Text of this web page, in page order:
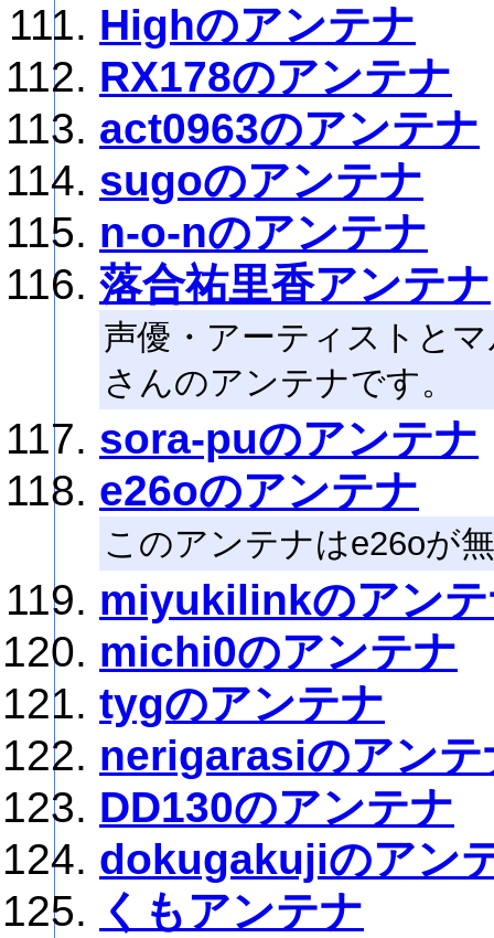
Highのアンテナ
RX178のアンテナ
act0963のアンテナ
sugoのアンテナ
n-o-nのアンテナ
落合祐里香アンテナ
声優・アーティストと
さんのアンテナです。
sora-puのアンテナ
e26oのアンテナ
このアンテナはe26oが
miyukilinkのアン
michi0のアンテナ
tygのアンテナ
nerigarasiのアンテ
DD130のアンテナ
dokugakujiのアン
くもアンテナ